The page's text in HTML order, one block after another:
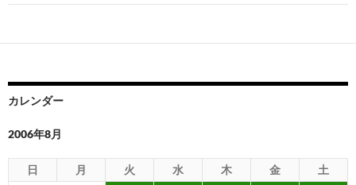
ゲ
ー
ョ
ン
カレンダー
2006年8月
日 月 火 水 木 金
土